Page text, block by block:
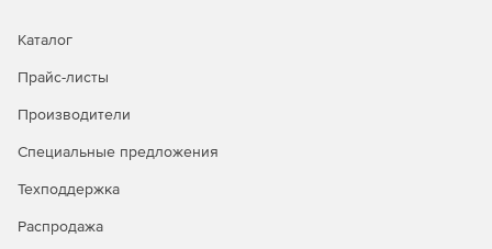
Каталог
Прайс-листы
Производители
Специальные предложения
Техподдержка
Распродажа